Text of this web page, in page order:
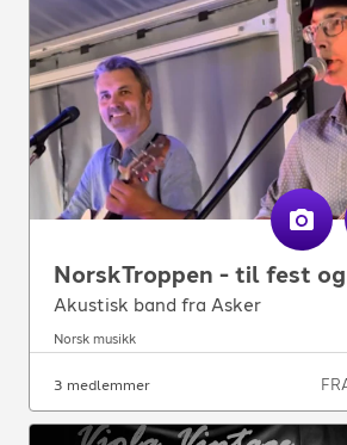
NorskTroppen - til fest
Akustisk band fra Asker
Norsk musikk
3 medlemmer